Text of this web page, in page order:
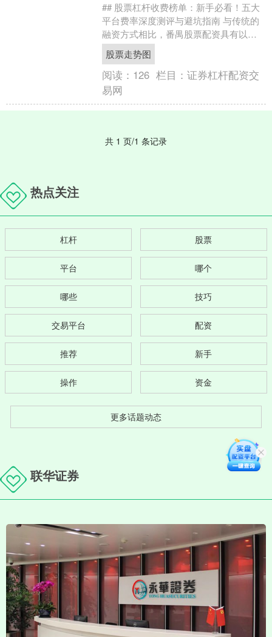
## 股票杠杆收费榜单：新手必看！五大
平台费率深度测评与避坑指南 与传统的
融资方式相比，番禺股票配资具有以下
优势： 在股票投资中，杠杆是一把双刃
剑，既能放大收益....
股票走势图
阅读： 126 栏目：证券杠杆配资交
易网
共 1 页/1 条记录
热点关注
杠杆 股票
平台 哪个
哪些 技巧
交易平台 配资
推荐 新手
操作 资金
更多话题动态
联华证券